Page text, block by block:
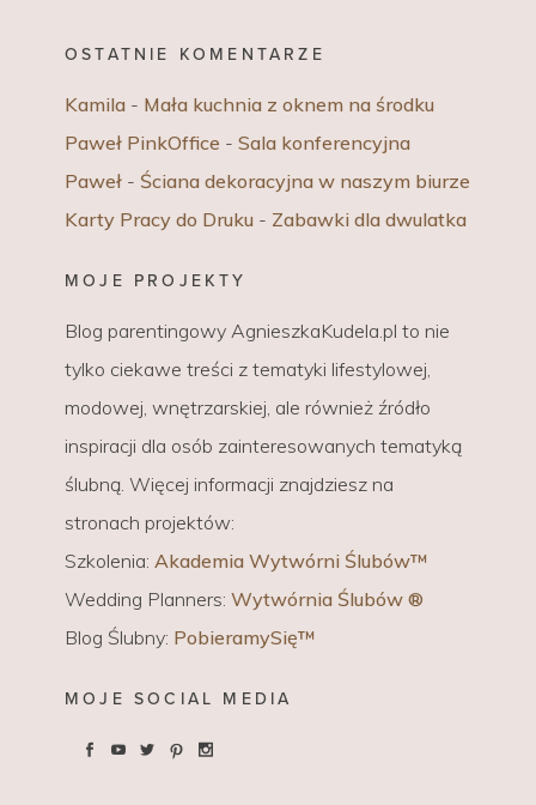
OSTATNIE KOMENTARZE
Kamila - Mała kuchnia z oknem na środku
Paweł PinkOffice - Sala konferencyjna
Paweł - Ściana dekoracyjna w naszym biurze
Karty Pracy do Druku - Zabawki dla dwulatka
MOJE PROJEKTY
Blog parentingowy AgnieszkaKudela.pl to nie
tylko ciekawe treści z tematyki lifestylowej,
modowej, wnętrzarskiej, ale również źródło
inspiracji dla osób zainteresowanych tematyką
ślubną. Więcej informacji znajdziesz na
stronach projektów:
Szkolenia: Akademia Wytwórni Ślubów™
Wedding Planners: Wytwórnia Ślubów ®
Blog Ślubny: PobieramySię™
MOJE SOCIAL MEDIA